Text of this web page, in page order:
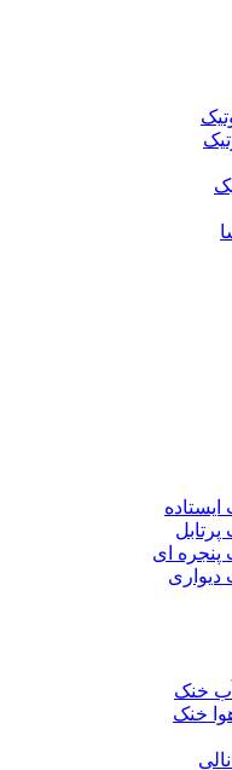
ایستاده
پنجره ای
دیواری
خنک
خنک